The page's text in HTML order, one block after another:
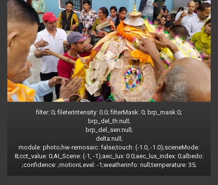
filter: 0; fileterIntensity: 0.0; filterMask: 0; brp_mask:0;
brp_del_th:null;
brp_del_sen:null;
delta:null;
module: photo;hw-remosaic: false;touch: (-1.0, -1.0);sceneMode:
8;cct_value: 0;AI_Scene: (-1, -1);aec_lux: 0.0;aec_lux_index: 0;albedo:
;confidence: ;motionLevel: -1;weatherinfo: null;temperature: 35;